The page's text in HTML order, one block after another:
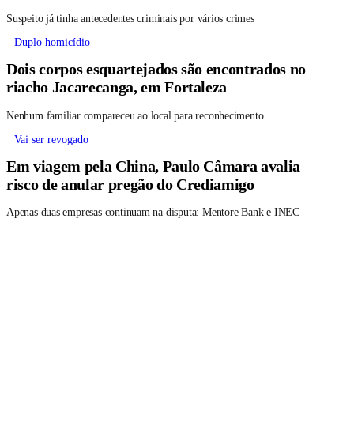
Suspeito já tinha antecedentes criminais por vários crimes
Duplo homicídio
Dois corpos esquartejados são encontrados no
riacho Jacarecanga, em Fortaleza
Nenhum familiar compareceu ao local para reconhecimento
Vai ser revogado
Em viagem pela China, Paulo Câmara avalia
risco de anular pregão do Crediamigo
Apenas duas empresas continuam na disputa: Mentore Bank e INEC